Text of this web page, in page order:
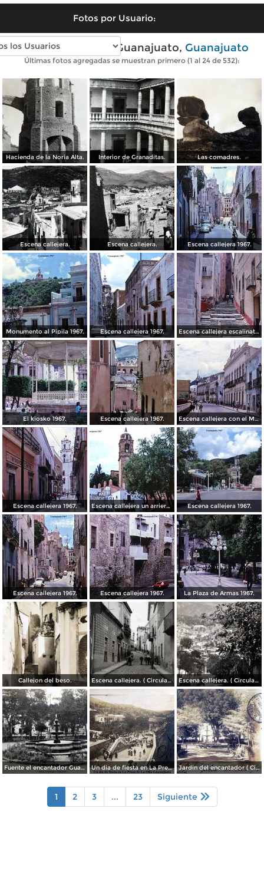
Fotos por Usuario:
Fotos antiguas de Guanajuato, Guanajuato
Últimas fotos agregadas se muestran primero (1 al 24 de 532):
Hacienda de la Noria Alta. Interior de Granaditas. Las comadres.
Escena callejera. Escena callejera. Escena callejera 1967.
Monumento al Pipila 1967. Escena callejera 1967. Escena callejera escalinata 1967.
El kiosko 1967. Escena callejera 1967. Escena callejera con el Mto al Pipila al fondo 1967.
Escena callejera 1967. Escena callejera un arriero 1967. Escena callejera 1967.
Escena callejera 1967. Escena callejera 1967. La Plaza de Armas 1967.
Callejon del beso. Escena callejera. ( Circulada el 13 de Mayo de 1941 ). Escena callejera. ( Circulada el 14 de Diciembre de 1930 ).
Fuente el encantador Guanajuato. Un dia de fiesta en La Presa de La Olla Guanajuato ( Circulada el 9 de Agosto de 1905 ). Jardin del encantador ( Circulada el 30 de Julio de 1905 ).
1 2 3 ... 23 Siguiente